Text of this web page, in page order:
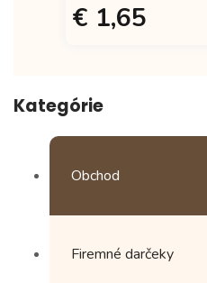
€ 1,65
má
viacero
variantov.
si
vybrať
stránke
Kategórie
Obchod
Firemné darčeky